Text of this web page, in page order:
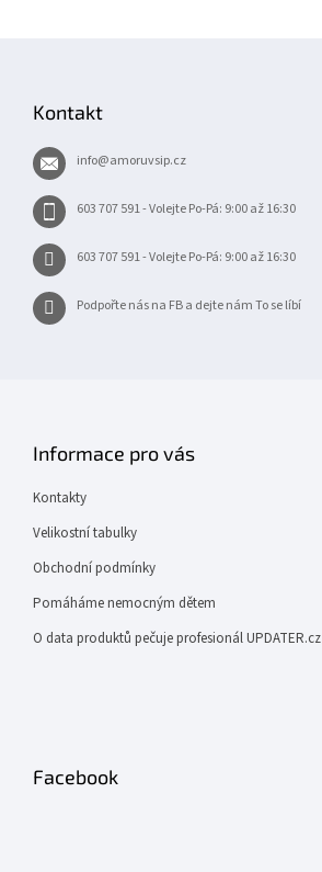
Kontakt
info@amoruvsip.cz
603 707 591 - Volejte Po-Pá: 9:00 až 16:30
603 707 591 - Volejte Po-Pá: 9:00 až 16:30
Podpořte nás na FB a dejte nám To se líbí
Informace pro vás
Kontakty
Velikostní tabulky
Obchodní podmínky
Pomáháme nemocným dětem
O data produktů pečuje profesionál UPDATER.cz
Facebook